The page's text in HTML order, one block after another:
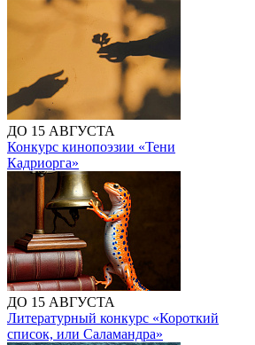
ДО 15 АВГУСТА
Конкурс кинопоэзии «Тени
Кадриорга»
ДО 15 АВГУСТА
Литературный конкурс «Короткий
список, или Саламандра»